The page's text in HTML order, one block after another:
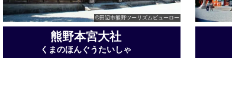
©田辺市熊野ツーリズムビューロー
熊野本宮大社
くまのほんぐうたいしゃ